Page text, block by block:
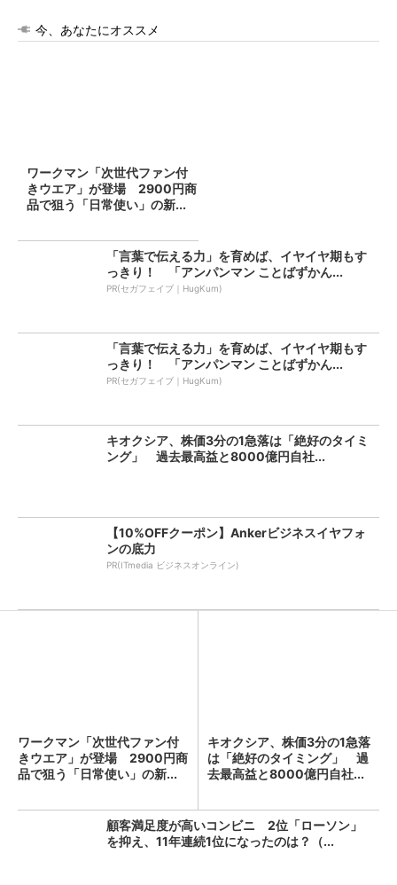
今、あなたにオススメ
ワークマン「次世代ファン付
きウエア」が登場 2900円商
品で狙う「日常使い」の新...
「言葉で伝える力」を育めば、イヤイヤ期もす
っきり！ 「アンパンマン ことばずかん...
PR(セガフェイブ｜HugKum)
「言葉で伝える力」を育めば、イヤイヤ期もす
っきり！ 「アンパンマン ことばずかん...
PR(セガフェイブ｜HugKum)
キオクシア、株価3分の1急落は「絶好のタイミ
ング」 過去最高益と8000億円自社...
【10%OFFクーポン】Ankerビジネスイヤフォ
ンの底力
PR(ITmedia ビジネスオンライン)
ワークマン「次世代ファン付
きウエア」が登場 2900円商
品で狙う「日常使い」の新...
キオクシア、株価3分の1急落
は「絶好のタイミング」 過
去最高益と8000億円自社...
顧客満足度が高いコンビニ 2位「ローソン」
を抑え、11年連続1位になったのは？（...